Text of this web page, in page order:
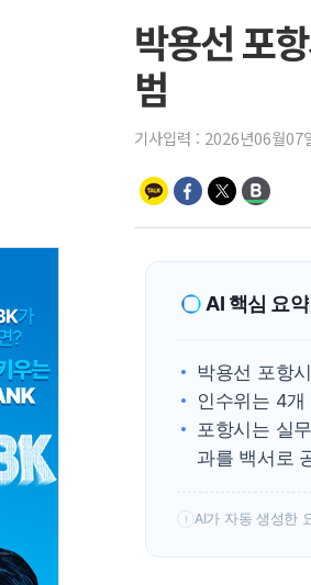
박용선 포
범
기사입력 : 2026년06월07
AI 핵심 요약
박용선 포항
인수위는 4
포항시는 실
과를 백서로
! AI가 자동 생성한